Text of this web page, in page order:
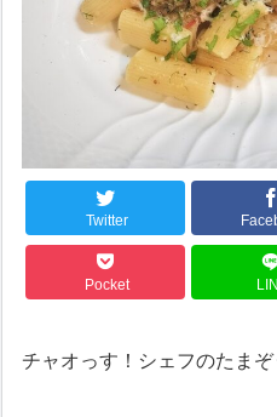
Twitter
Pocket
チャオっす！シェフのたまぞ